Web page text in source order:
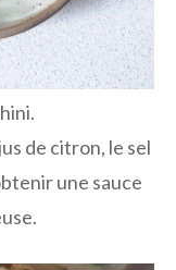
de citron, le sel
une sauce